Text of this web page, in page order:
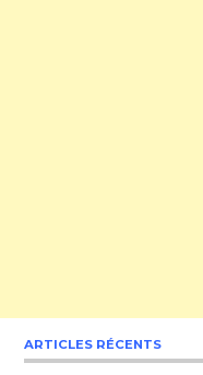
ARTICLES RÉCENTS